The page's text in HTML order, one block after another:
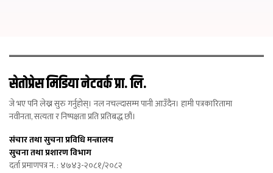
सेतोप्रेस मिडिया नेटवर्क प्रा. लि.
जे भए पनि लेख्न सुरु गर्नुहोस्। नल नचल्दासम्म पानी आउँदैन। हामी पत्रकारितामा
नवीनता, सत्यता र निष्पक्षता प्रति प्रतिबद्ध छौं।
संचार तथा सुचना प्रविधि मन्त्रालय
सुचना तथा प्रशारण विभाग
दर्ता प्रमाणपत्र न. : ४७४३-२०८१/२०८२